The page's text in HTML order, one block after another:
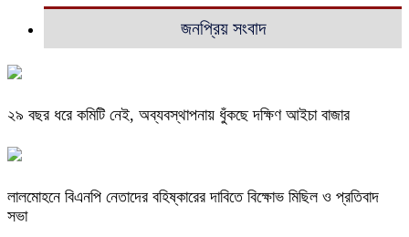
জনপ্রিয় সংবাদ
২৯ বছর ধরে কমিটি নেই, অব্যবস্থাপনায় ধুঁকছে দক্ষিণ আইচা বাজার
লালমোহনে বিএনপি নেতাদের বহিষ্কারের দাবিতে বিক্ষোভ মিছিল ও প্রতিবাদ
সভা